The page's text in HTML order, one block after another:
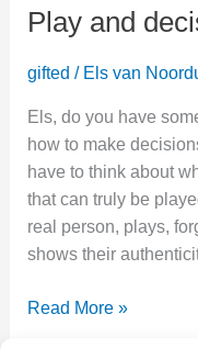
Play and
gifted / Els van
Els, do you have
how to make
have to think about
that can truly be
real person, plays,
shows their
Play
Read More »